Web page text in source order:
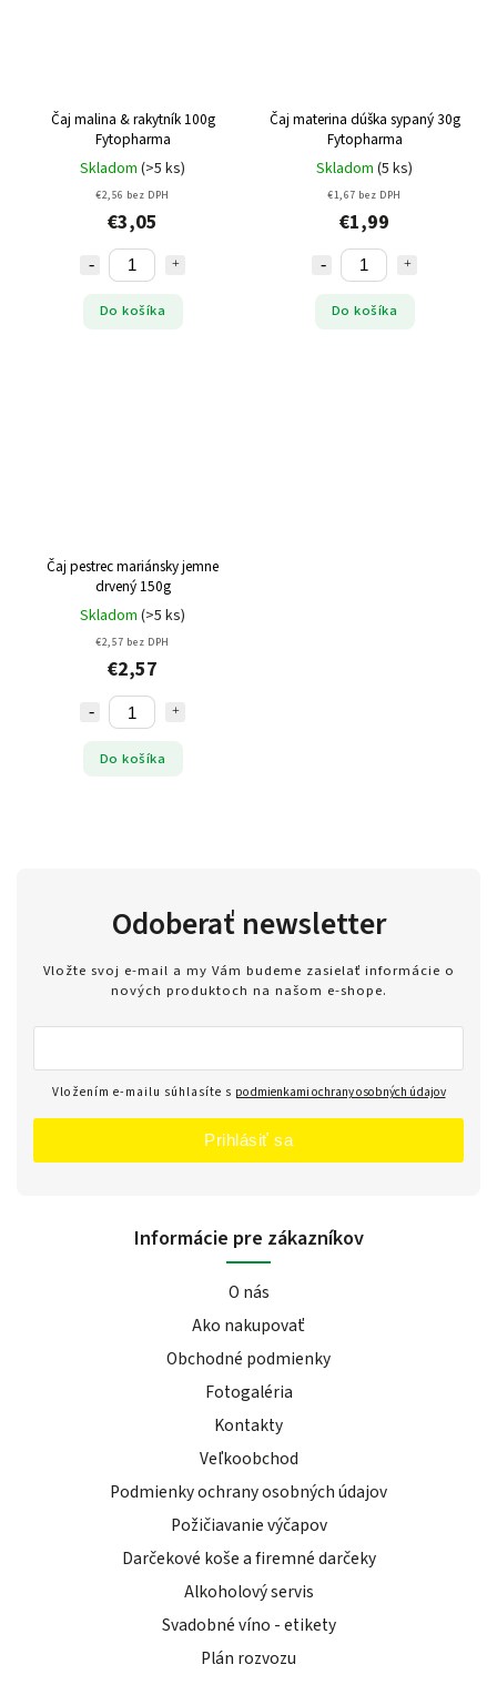
Čaj malina & rakytník 100g
Fytopharma
Skladom (>5 ks)
€2,56 bez DPH
€3,05
Do košíka
Čaj materina dúška sypaný 30g
Fytopharma
Skladom (5 ks)
€1,67 bez DPH
€1,99
Do košíka
Čaj pestrec mariánsky jemne
drvený 150g
Skladom (>5 ks)
€2,57 bez DPH
€2,57
Do košíka
Odoberať newsletter
Vložte svoj e-mail a my Vám budeme zasielať informácie o
nových produktoch na našom e-shope.
Vložením e-mailu súhlasíte s podmienkami ochrany osobných údajov
Prihlásiť sa
Informácie pre zákazníkov
O nás
Ako nakupovať
Obchodné podmienky
Fotogaléria
Kontakty
Veľkoobchod
Podmienky ochrany osobných údajov
Požičiavanie výčapov
Darčekové koše a firemné darčeky
Alkoholový servis
Svadobné víno - etikety
Plán rozvozu